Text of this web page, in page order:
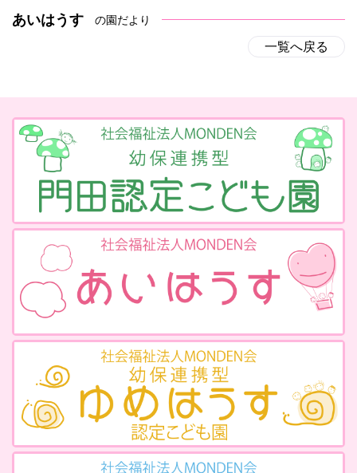
あいはうす の園だより
一覧へ戻る